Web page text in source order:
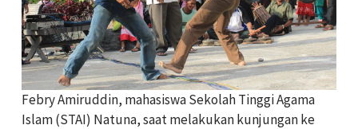
Febry Amiruddin, mahasiswa Sekolah Tinggi Agama
Islam (STAI) Natuna, saat melakukan kunjungan ke